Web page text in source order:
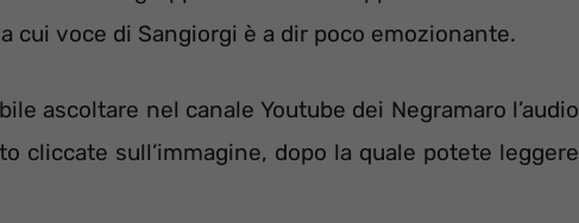
cui voce di Sangiorgi è a dir poco emozionante.
ascoltare nel canale Youtube dei Negramaro l’audio
cliccate sull’immagine, dopo la quale potete leggere